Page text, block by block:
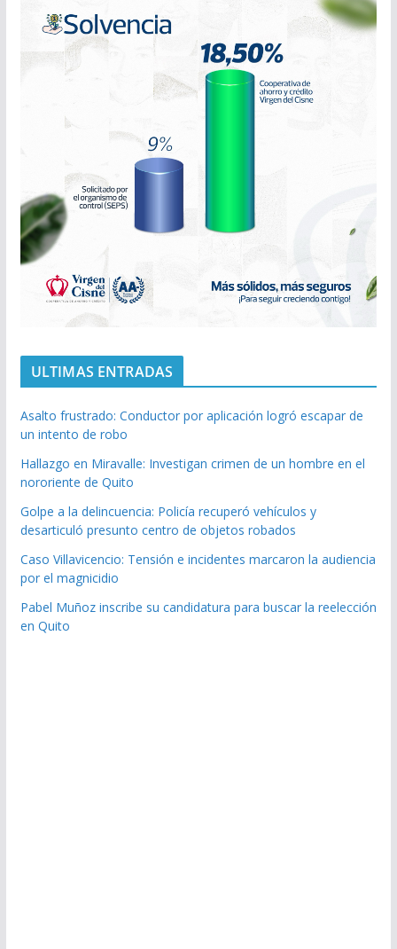
ULTIMAS ENTRADAS
Asalto frustrado: Conductor por aplicación logró escapar de
un intento de robo
Hallazgo en Miravalle: Investigan crimen de un hombre en el
nororiente de Quito
Golpe a la delincuencia: Policía recuperó vehículos y
desarticuló presunto centro de objetos robados
Caso Villavicencio: Tensión e incidentes marcaron la audiencia
por el magnicidio
Pabel Muñoz inscribe su candidatura para buscar la reelección
en Quito